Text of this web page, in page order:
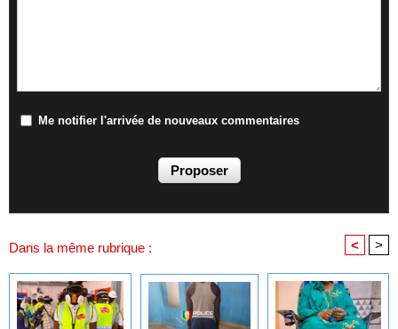
Me notifier l'arrivée de nouveaux commentaires
Dans la même rubrique : < >